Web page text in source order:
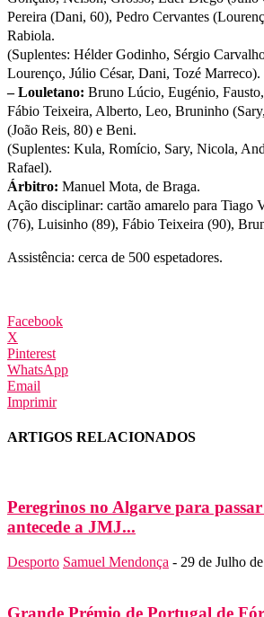
Pereira (Dani, 60), Pedro Cervantes
Rabiola.
(Suplentes: Hélder Godinho, Sérgio
Lourenço, Júlio César, Dani, Tozé Marreco).
– Louletano: Bruno Lúcio, Eugénio,
Fábio Teixeira, Alberto, Leo, Bruninho
(João Reis, 80) e Beni.
(Suplentes: Kula, Romício, Sary, Nicola,
Rafael).
Árbitro: Manuel Mota, de Braga.
Ação disciplinar: cartão amarelo para Tiago
(76), Luisinho (89), Fábio Teixeira (90),
Assistência: cerca de 500 espetadores.
Facebook
X
Pinterest
WhatsApp
Email
Imprimir
ARTIGOS RELACIONADOS
Peregrinos no Algarve para
antecede a JMJ...
Desporto Samuel Mendonça - 29 de Julho
Grande Prémio de Portugal de